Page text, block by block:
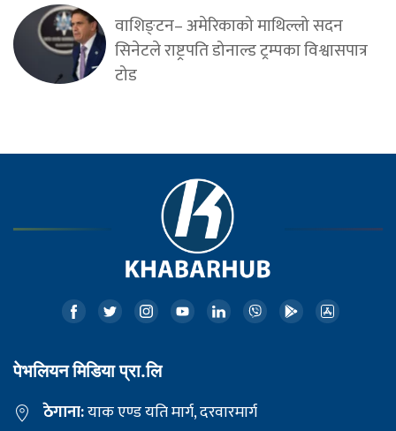
वाशिङ्टन– अमेरिकाको माथिल्लो सदन
सिनेटले राष्ट्रपति डोनाल्ड ट्रम्पका विश्वासपात्र
टोड
पेभलियन मिडिया प्रा.लि
ठेगाना:याक एण्ड यति मार्ग, दरवारमार्ग